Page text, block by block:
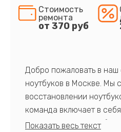
Стоимость
ремонта
от 370 руб
Добро пожаловать в
ноутбуков в Москве. Мы
восстановлении
команда включает в
профессионалов с